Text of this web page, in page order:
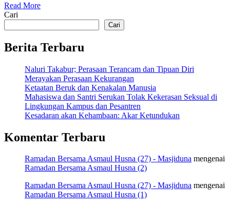
Read More
Cari
Cari
Berita Terbaru
Naluri Takabur; Perasaan Terancam dan Tipuan Diri
Merayakan Perasaan Kekurangan
Ketaatan Beruk dan Kenakalan Manusia
Mahasiswa dan Santri Serukan Tolak Kekerasan Seksual di
Lingkungan Kampus dan Pesantren
Kesadaran akan Kehambaan: Akar Ketundukan
Komentar Terbaru
Ramadan Bersama Asmaul Husna (27) - Masjiduna mengenai
Ramadan Bersama Asmaul Husna (2)
Ramadan Bersama Asmaul Husna (27) - Masjiduna mengenai
Ramadan Bersama Asmaul Husna (1)